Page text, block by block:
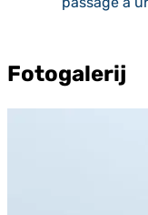
Fotogalerij